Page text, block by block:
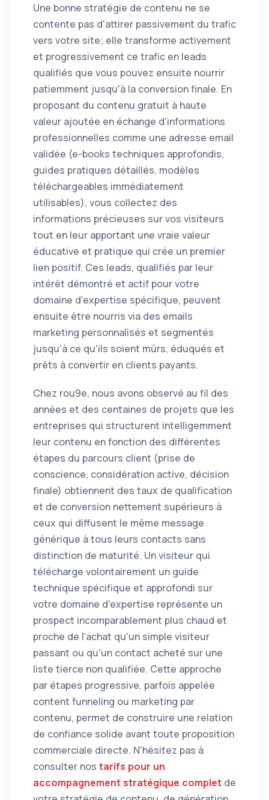
Une bonne stratégie de contenu ne se
contente pas d'attirer passivement du trafic
vers votre site; elle transforme activement
et progressivement ce trafic en leads
qualifiés que vous pouvez ensuite nourrir
patiemment jusqu'à la conversion finale. En
proposant du contenu gratuit à haute
valeur ajoutée en échange d'informations
professionnelles comme une adresse email
validée (e-books techniques approfondis,
guides pratiques détaillés, modèles
téléchargeables immédiatement
utilisables), vous collectez des
informations précieuses sur vos visiteurs
tout en leur apportant une vraie valeur
éducative et pratique qui crée un premier
lien positif. Ces leads, qualifiés par leur
intérêt démontré et actif pour votre
domaine d'expertise spécifique, peuvent
ensuite être nourris via des emails
marketing personnalisés et segmentés
jusqu'à ce qu'ils soient mûrs, éduqués et
prêts à convertir en clients payants.
Chez rou9e, nous avons observé au fil des
années et des centaines de projets que les
entreprises qui structurent intelligemment
leur contenu en fonction des différentes
étapes du parcours client (prise de
conscience, considération active, décision
finale) obtiennent des taux de qualification
et de conversion nettement supérieurs à
ceux qui diffusent le même message
générique à tous leurs contacts sans
distinction de maturité. Un visiteur qui
télécharge volontairement un guide
technique spécifique et approfondi sur
votre domaine d'expertise représente un
prospect incomparablement plus chaud et
proche de l'achat qu'un simple visiteur
passant ou qu'un contact acheté sur une
liste tierce non qualifiée. Cette approche
par étapes progressive, parfois appelée
content funneling ou marketing par
contenu, permet de construire une relation
de confiance solide avant toute proposition
commerciale directe. N'hésitez pas à
consulter nos tarifs pour un
accompagnement stratégique complet de